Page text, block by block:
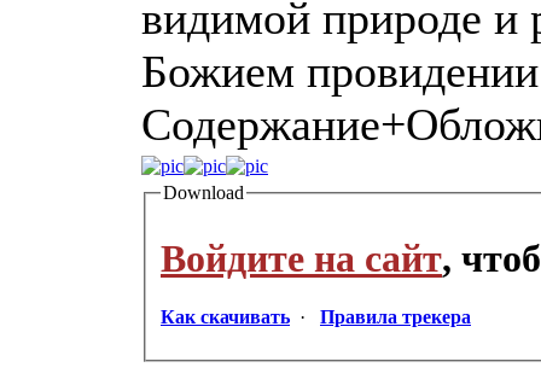
видимой природе и
Божием
Download
Войдите на сайт,
Как скачивать · Правила трекера